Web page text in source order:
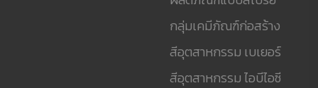
กลุ่มเคมีภัณฑ์ก่อสร้าง
สีอุตสาหกรรม เบเยอร์
สีอุตสาหกรรม ไอบีไอซี